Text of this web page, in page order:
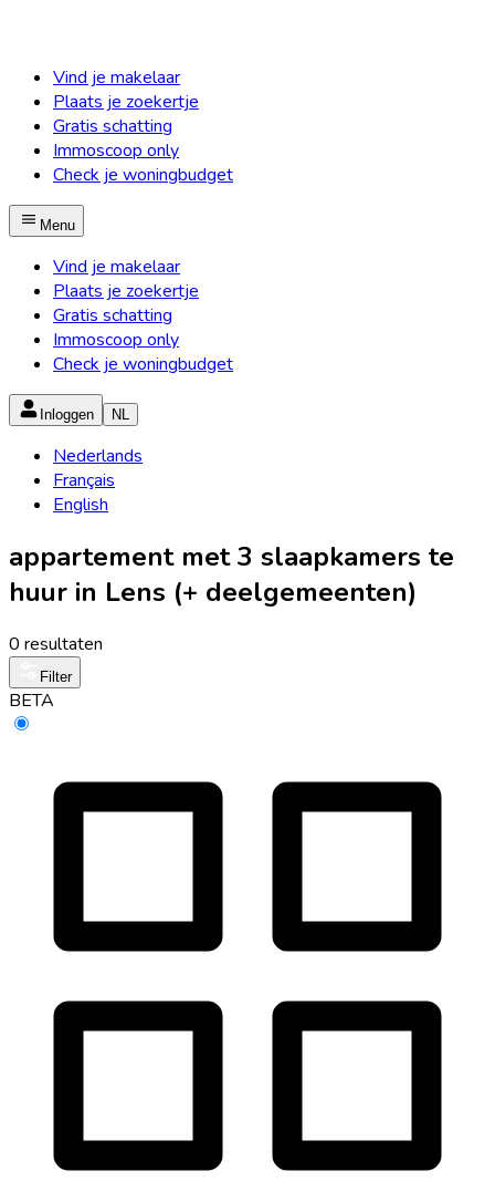
Vind je makelaar
Plaats je zoekertje
Gratis schatting
Immoscoop only
Check je woningbudget
Menu
Vind je makelaar
Plaats je zoekertje
Gratis schatting
Immoscoop only
Check je woningbudget
Inloggen NL
Nederlands
Français
English
appartement met 3 slaapkamers te
huur in Lens (+ deelgemeenten)
0 resultaten
Filter
BETA